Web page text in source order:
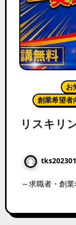
お
創業希望者
リスキリ
～求職者・創業希望者向け～ 再就職はまかせろ！！